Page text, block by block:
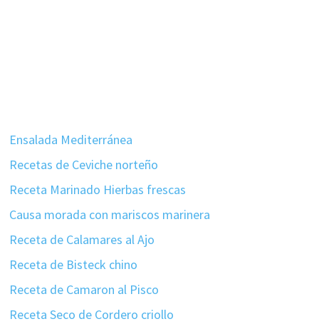
Ensalada Mediterránea
Recetas de Ceviche norteño
Receta Marinado Hierbas frescas
Causa morada con mariscos marinera
Receta de Calamares al Ajo
Receta de Bisteck chino
Receta de Camaron al Pisco
Receta Seco de Cordero criollo